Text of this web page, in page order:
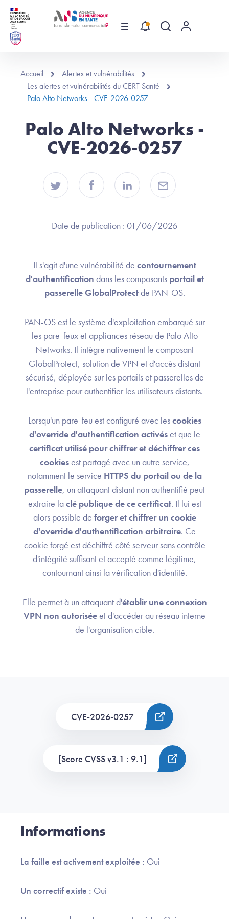
Aller au contenu principal
Menu Recherche
Menu
Accueil
Alertes et vulnérabilités
Les alertes et vulnérabilités du CERT Santé
Palo Alto Networks - CVE-2026-0257
Palo Alto Networks -
CVE-2026-0257
Date de publication : 01/06/2026
Il s'agit d'une vulnérabilité de contournement
d'authentification dans les composants portail et
passerelle GlobalProtectde PAN-OS.
PAN-OS est le système d'exploitation embarqué sur
les pare-feux et appliances réseau de Palo Alto
Networks. Il intègre nativement le composant
GlobalProtect, solution de VPN et d'accès distant
sécurisé, déployée sur les portails et passerelles de
l'entreprise pour authentifier les utilisateurs distants.
Lorsqu'un pare-feu est configuré avec lescookies
d'override d'authentification activéset que le
certificat utilisé pour chiffrer et déchiffrer ces
cookiesest partagé avec un autre service,
notamment le service HTTPS du portail ou de la
passerelle, un attaquant distant non authentifié peut
extraire laclé publique de ce certificat. Il lui est
alors possible de forger et chiffrer un cookie
d'override d'authentification arbitraire. Ce
cookie forgé est déchiffré côté serveur sans contrôle
d'intégrité suffisant et accepté comme légitime,
contournant ainsi la vérification d'identité.
Elle permet à un attaquant d'établir une connexion
VPN non autoriséeet d'accéder au réseau interne
de l'organisation cible.
CVE-2026-0257
[Score CVSS v3.1 : 9.1]
Informations
La faille est activement exploitée : Oui
Un correctif existe : Oui